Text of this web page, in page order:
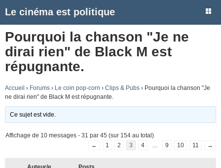
Le cinéma est politique
Pourquoi la chanson "Je ne
dirai rien" de Black M est
répugnante.
Accueil › Forums › Le coin pop-corn › Clips & Pubs › Pourquoi la chanson "Je
ne dirai rien" de Black M est répugnante.
Ce sujet est vide.
Affichage de 10 messages - 31 par 45 (sur 154 au total)
←
1 2 3 4 9 10 11 →